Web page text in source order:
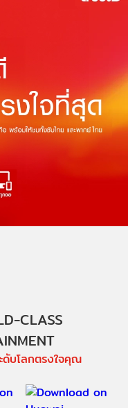
CLASS
ดับโลกตรงใจคุณ